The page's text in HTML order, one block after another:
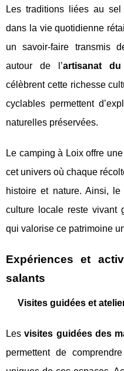
Les traditions liées au
dans la vie quotidienne
un savoir-faire transmis
autour de l’artisanat du
célèbrent cette richesse
cyclables permettent
naturelles préservées.
Le camping à Loix offre
cet univers où chaque
histoire et nature. Ainsi,
culture locale reste vivant
qui valorise ce patrimoine
Expériences et
salants
Visites guidées et
Lesvisites guidées des
permettent de